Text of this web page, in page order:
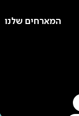
המארחים שלנו